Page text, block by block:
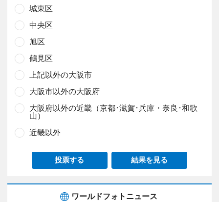
城東区
中央区
旭区
鶴見区
上記以外の大阪市
大阪市以外の大阪府
大阪府以外の近畿（京都･滋賀･兵庫・奈良･和歌
山）
近畿以外
投票する 結果を見る
ワールドフォトニュース